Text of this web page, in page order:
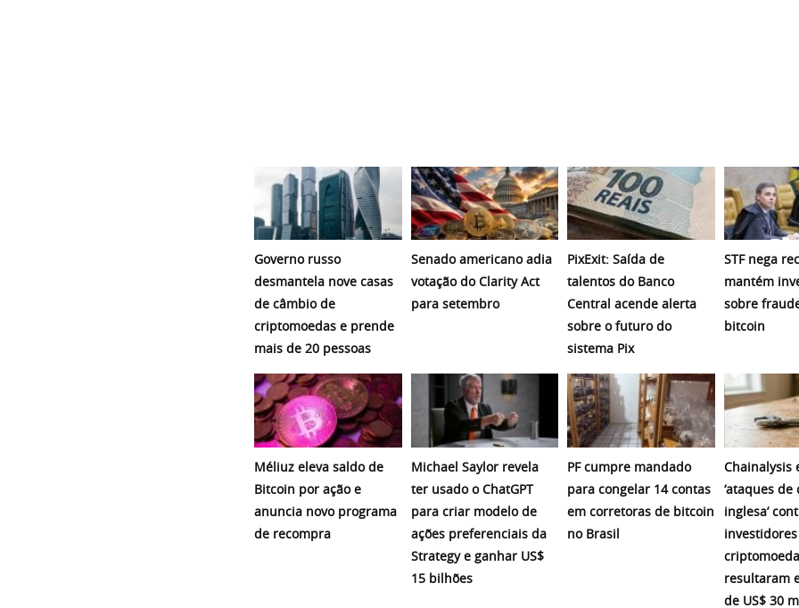
Governo russo
desmantela nove casas
de câmbio de
criptomoedas e prende
mais de 20 pessoas
Senado americano adia
votação do Clarity Act
para setembro
PixExit: Saída de
talentos do Banco
Central acende alerta
sobre o futuro do
sistema Pix
STF nega
mantém
sobre
bitcoin
Méliuz eleva saldo de
Bitcoin por ação e
anuncia novo programa
de recompra
Michael Saylor revela
ter usado o ChatGPT
para criar modelo de
ações preferenciais da
Strategy e ganhar US$
15 bilhões
PF cumpre mandado
para congelar 14 contas
em corretoras de bitcoin
no Brasil
Chainalysis
‘ataques de
inglesa’
resultaram
de US$ 30